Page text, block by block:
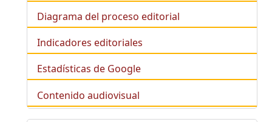
Diagrama del proceso editorial
Indicadores editoriales
Estadísticas de Google
Contenido audiovisual